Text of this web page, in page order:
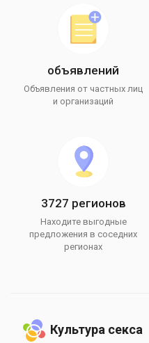
объявлений
Объявления от частных лиц
и организаций
3727 регионов
Находите выгодные
предложения в соседних
регионах
Культура секса